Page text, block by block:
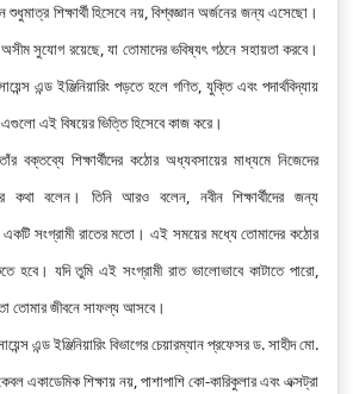
শিক্ষার্থী হিসেবে নয়, বিশ্বজ্ঞান অর্জনের জন্য এসেছো।
সুযোগ রয়েছে, যা তোমাদের ভবিষ্যৎ গঠনে সহায়তা করবে।
এন্ড ইঞ্জিনিয়ারিং পড়তে হলে গণিত, যুক্তি এবং পদার্থবিদ্যায়
এই বিষয়ের ভিত্তি হিসেবে কাজ করে।
শিক্ষার্থীদের কঠোর অধ্যবসায়ের মাধ্যমে নিজেদের
কথা বলেন। তিনি আরও বলেন, নবীন শিক্ষার্থীদের জন্য
একটি সংগ্রামী রাতের মতো। এই সময়ের মধ্যে তোমাদের কঠোর
হবে। যদি তুমি এই সংগ্রামী রাত ভালোভাবে কাটাতে পারো,
তোমার জীবনে সাফল্য আসবে।
এন্ড ইঞ্জিনিয়ারিং বিভাগের চেয়ারম্যান প্রফেসর ড. সাহীদ মো.
একাডেমিক শিক্ষায় নয়, পাশাপাশি কো-কারিকুলার এবং এক্সট্রা